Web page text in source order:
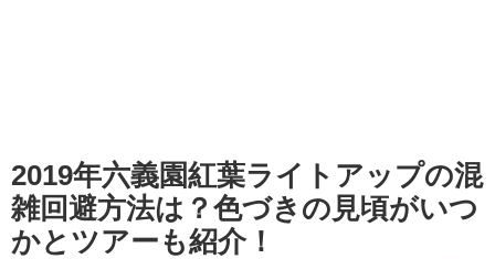
2019年六義園紅葉ライトアップの混
雑回避方法は？色づきの見頃がいつ
かとツアーも紹介！